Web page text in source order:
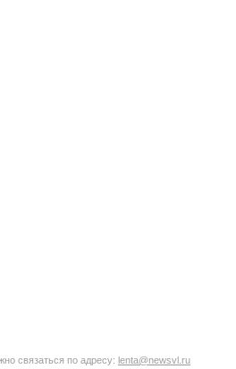
связаться по адресу: lenta@newsvl.ru